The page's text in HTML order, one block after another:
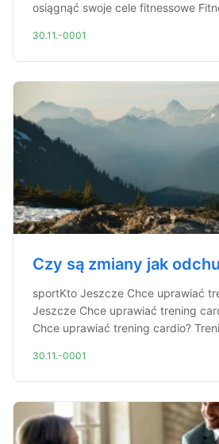
osiągnąć swoje cele fitnessowe
30.11.-0001
Czy są zmiany jak
sportKto Jeszcze Chce uprawiać
Jeszcze Chce uprawiać trening
Chce uprawiać trening cardio?
30.11.-0001